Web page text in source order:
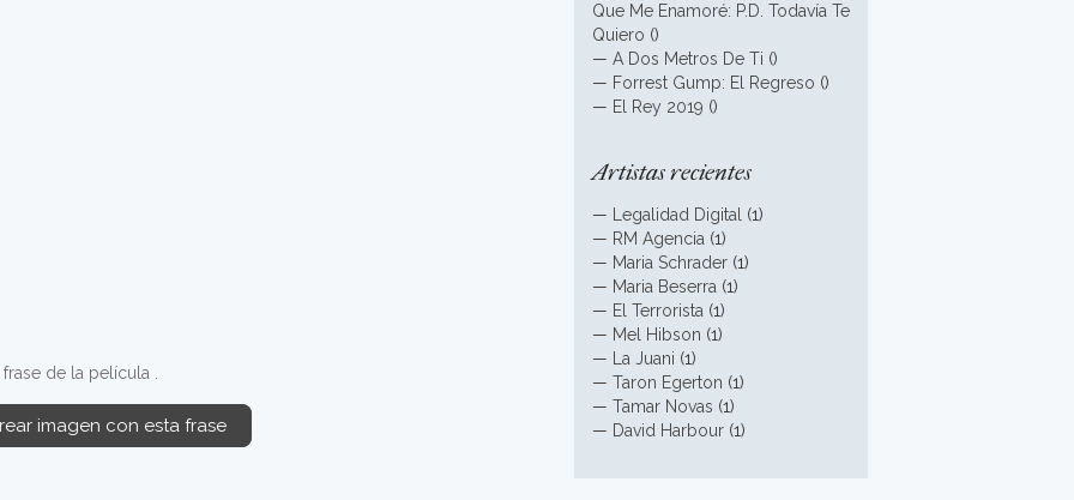
de la película .
imagen con esta frase
Que Me Enamoré: P.D. Todavía Te
Quiero ()
— A Dos Metros De Ti ()
— Forrest Gump: El Regreso ()
— El Rey 2019 ()
Artistas recientes
— Legalidad Digital
(1)
— RM Agencia (1)
— Maria Schrader (1)
— Maria Beserra (1)
— El Terrorista (1)
— Mel Hibson (1)
—
La Juani (1)
— Taron Egerton (1)
— Tamar Novas (1)
— David Harbour (1)